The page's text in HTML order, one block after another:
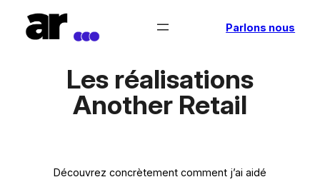
Parlons nous
Les réalisations
Another Retail
Découvrez concrètement comment j’ai aidé